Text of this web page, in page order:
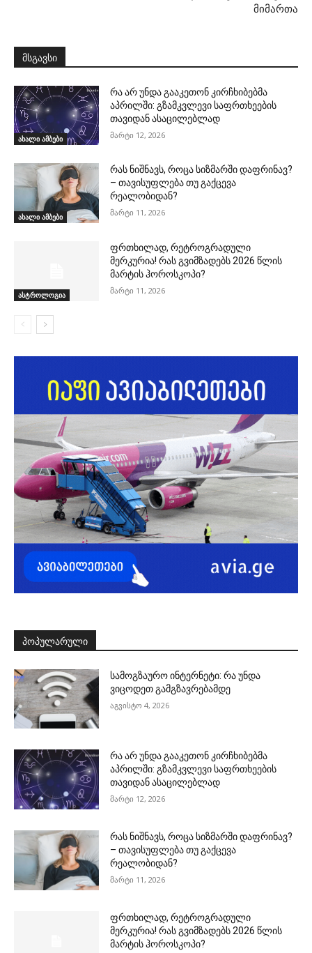
მიმართა
მსგავსი
ახალი ამბები
რა არ უნდა გააკეთონ კირჩხიბებმა
აპრილში: გზამკვლევი საფრთხეების
თავიდან ასაცილებლად
მარტი 12, 2026
ახალი ამბები
რას ნიშნავს, როცა სიზმარში დაფრინავ?
– თავისუფლება თუ გაქცევა
რეალობიდან?
მარტი 11, 2026
ასტროლოგია
ფრთხილად, რეტროგრადული
მერკურია! რას გვიმზადებს 2026 წლის
მარტის ჰოროსკოპი?
მარტი 11, 2026
ᲞᲝᲞᲣᲚᲐᲠᲣᲚᲘ
სამოგზაურო ინტერნეტი: რა უნდა
ვიცოდეთ გამგზავრებამდე
აგვისტო 4, 2026
რა არ უნდა გააკეთონ კირჩხიბებმა
აპრილში: გზამკვლევი საფრთხეების
თავიდან ასაცილებლად
მარტი 12, 2026
რას ნიშნავს, როცა სიზმარში დაფრინავ?
– თავისუფლება თუ გაქცევა
რეალობიდან?
მარტი 11, 2026
ფრთხილად, რეტროგრადული
მერკურია! რას გვიმზადებს 2026 წლის
მარტის ჰოროსკოპი?